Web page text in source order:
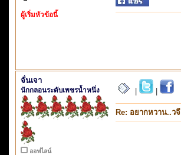
ผู้เริ่มหัวข้อนี้
จั่นเจา
นักกลอนระดับเพชรน้ำหนึ่ง
ออฟไลน์
Re: อยากหวาน..วจี